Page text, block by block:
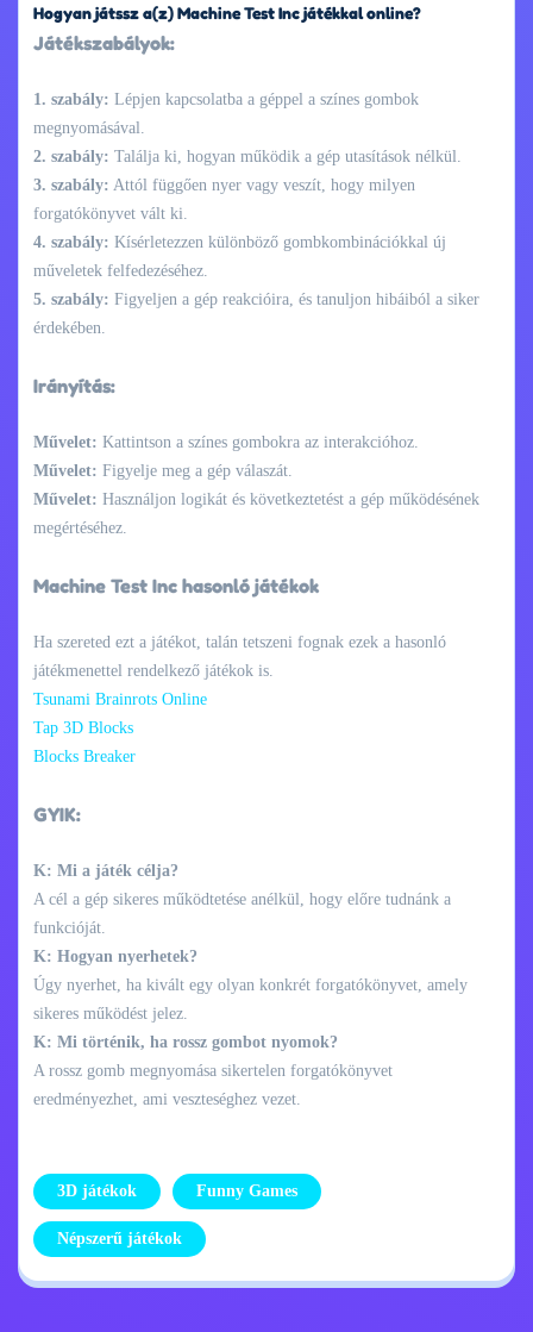
Hogyan játssz a(z) Machine Test Inc játékkal online?
Játékszabályok:
1. szabály: Lépjen kapcsolatba a géppel a színes gombok
megnyomásával.
2. szabály: Találja ki, hogyan működik a gép utasítások nélkül.
3. szabály: Attól függően nyer vagy veszít, hogy milyen
forgatókönyvet vált ki.
4. szabály: Kísérletezzen különböző gombkombinációkkal új
műveletek felfedezéséhez.
5. szabály: Figyeljen a gép reakcióira, és tanuljon hibáiból a siker
érdekében.
Irányítás:
Művelet: Kattintson a színes gombokra az interakcióhoz.
Művelet: Figyelje meg a gép válaszát.
Művelet: Használjon logikát és következtetést a gép működésének
megértéséhez.
Machine Test Inc hasonló játékok
Ha szereted ezt a játékot, talán tetszeni fognak ezek a hasonló
játékmenettel rendelkező játékok is.
Tsunami Brainrots Online
Tap 3D Blocks
Blocks Breaker
GYIK:
K: Mi a játék célja?
A cél a gép sikeres működtetése anélkül, hogy előre tudnánk a
funkcióját.
K: Hogyan nyerhetek?
Úgy nyerhet, ha kivált egy olyan konkrét forgatókönyvet, amely
sikeres működést jelez.
K: Mi történik, ha rossz gombot nyomok?
A rossz gomb megnyomása sikertelen forgatókönyvet
eredményezhet, ami veszteséghez vezet.
3D játékok Funny Games
Népszerű játékok